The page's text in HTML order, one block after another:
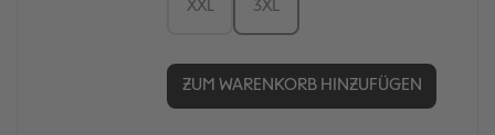
XXL 3XL
ZUM WARENKORB HINZUFÜGEN